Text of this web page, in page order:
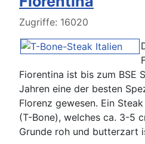
Details
Zugriffe: 16020
Fiorentina ist bis zum BSE
Jahren eine der besten
Florenz gewesen. Ein
(T-Bone), welches ca. 3-5
Grunde roh und butterzart